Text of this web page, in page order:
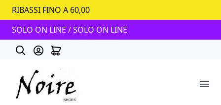
RIBASSI FINO A 60,00
SOLO ON LINE / SOLO ON LINE